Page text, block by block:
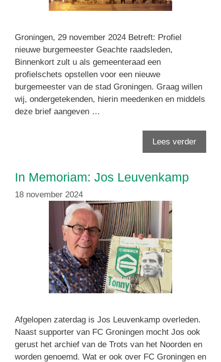
Groningen, 29 november 2024 Betreft: Profiel
nieuwe burgemeester Geachte raadsleden,
Binnenkort zult u als gemeenteraad een
profielschets opstellen voor een nieuwe
burgemeester van de stad Groningen. Graag willen
wij, ondergetekenden, hierin meedenken en middels
deze brief aangeven …
Lees verder
In Memoriam: Jos Leuvenkamp
18 november 2024
Afgelopen zaterdag is Jos Leuvenkamp overleden.
Naast supporter van FC Groningen mocht Jos ook
gerust het archief van de Trots van het Noorden en
worden genoemd. Wat er ook over FC Groningen en